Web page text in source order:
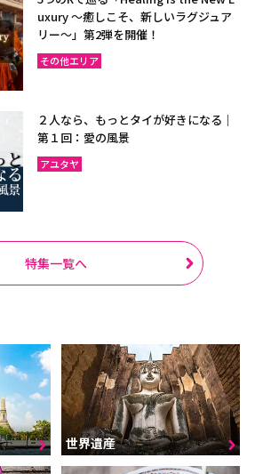
uxury ～癒しこそ、新しいラグジュア
リー〜」第2弾を開催！
その他エリア
２人なら、もっとタイが好きになる｜
第１回：愛の風景
アユタヤ
特集一覧へ
世界遺産